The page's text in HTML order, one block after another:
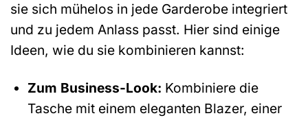
sie sich mühelos in jede Garderobe integriert
und zu jedem Anlass passt. Hier sind einige
Ideen, wie du sie kombinieren kannst:
Zum Business-Look: Kombiniere die
Tasche mit einem eleganten Blazer, einer